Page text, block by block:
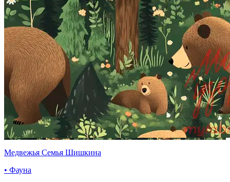
Медвежья Семья Шишкина
• Фауна